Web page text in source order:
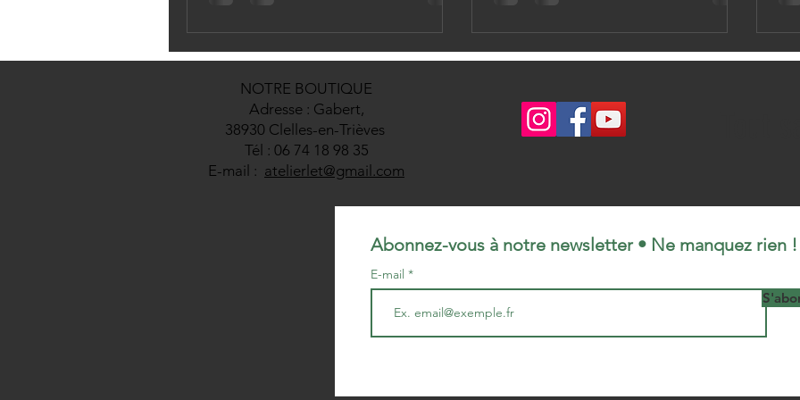
NOTRE BOUTIQUE
Adresse : Gabert,
38930 Clelles-en-Trièves
Tél : 06 74 18 98 35
E-mail : atelierlet@gmail.com
Abonnez-vous à notre newsletter • Ne manquez rien !
E-mail